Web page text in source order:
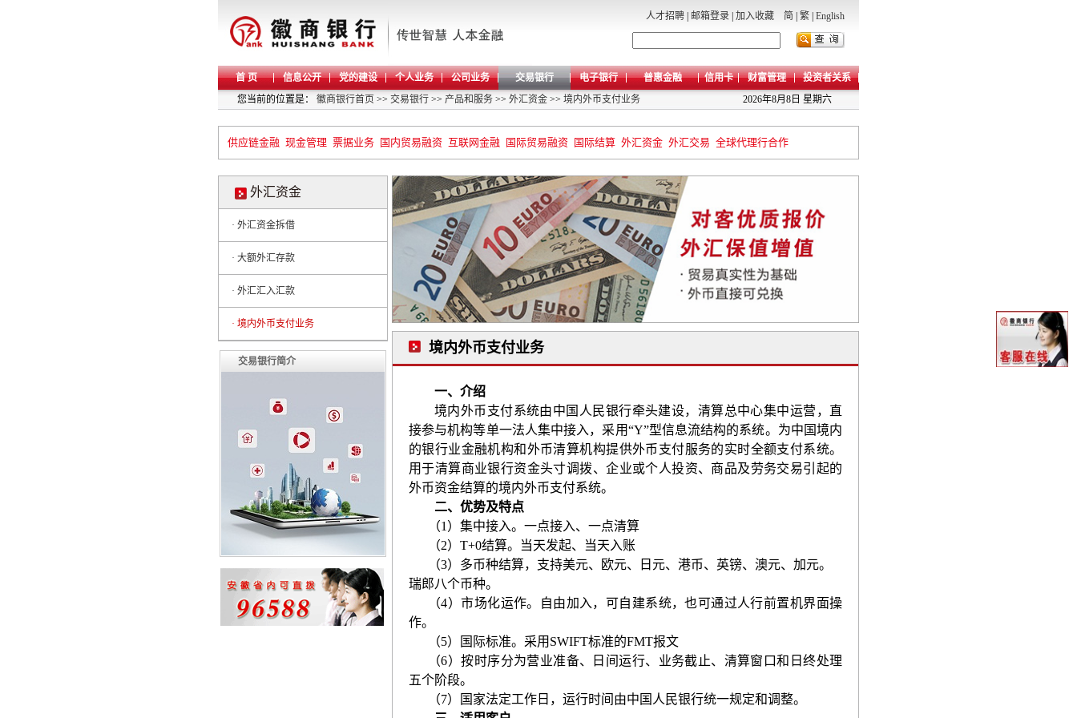
人才招聘 邮箱登录 加入收藏 简 繁 English
首 页 信息公开 党的建设 个人业务 公司业务 交易银行 电子银行 普惠金融 信用卡 财富管理
投资者关系
您当前的位置是： 徽商银行首页 >> 交易银行 >> 产品和服务 >> 外汇资金 >> 境内外币支付业务 2026年8月8日 星期六
供应链金融 现金管理 票据业务 国内贸易融资 互联网金融 国际贸易融资 国际结算 外汇资金 外汇交易 全球代理行合作
外汇资金
· 外汇资金拆借
· 大额外汇存款
· 外汇汇入汇款
· 境内外币支付业务
交易银行简介
境内外币支付业务
一、介绍
境内外币支付系统由中国人民银行牵头建设，清算总中心集中运营，直
接参与机构等单一法人集中接入，采用“Y”型信息流结构的系统。为中国境内
的银行业金融机构和外币清算机构提供外币支付服务的实时全额支付系统。
用于清算商业银行资金头寸调拨、企业或个人投资、商品及劳务交易引起的
外币资金结算的境内外币支付系统。
二、优势及特点
（1 ）集中接入。一点接入、一点清算
（2） T+0结算。当天发起、当天入账
（3）多币种结算，支持美元、欧元、日元、港币、英镑、澳元、加元。
瑞郎八个币种。
（4）市场化运作。自由加入，可自建系统，也可通过人行前置机界面操
作。
（5）国际标准。采用 SWIFT标准的FMT报文
（6）按时序分为营业准备、日间运行、业务截止、清算窗口和日终处理
五个阶段。
（7）国家法定工作日，运行时间由中国人民银行统一规定和调整。